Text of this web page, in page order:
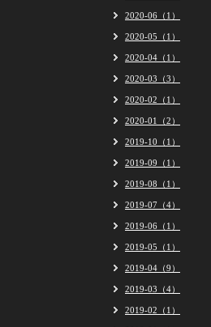
2020-06（1）
2020-05（1）
2020-04（1）
2020-03（3）
2020-02（1）
2020-01（2）
2019-10（1）
2019-09（1）
2019-08（1）
2019-07（4）
2019-06（1）
2019-05（1）
2019-04（9）
2019-03（4）
2019-02（1）